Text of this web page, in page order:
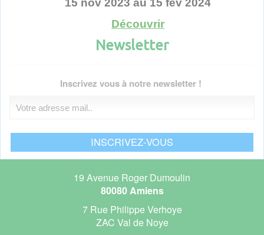
Newsletter
Inscrivez vous à notre newsletter !
19 Avenue Roger Dumoulin
80080 Amiens
7 Rue Philippe Verhoye
ZAC Val de Noye